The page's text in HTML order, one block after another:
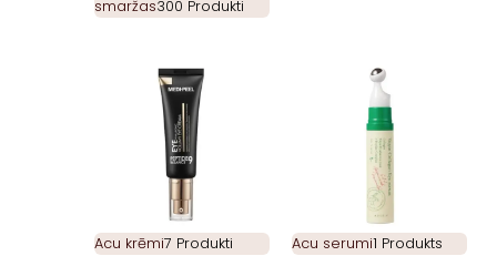
smaržas300 Produkti
Acu krēmi7 Produkti Acu serumi1 Produkts